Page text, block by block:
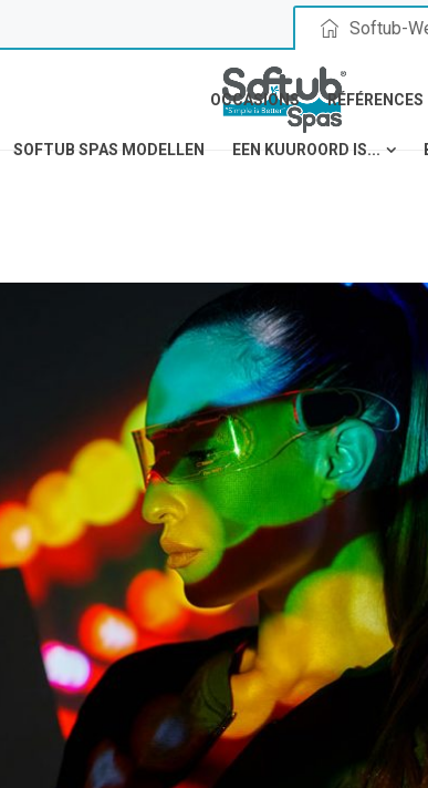
Softub-
OCCASIONS RÉFÉRENCES
SOFTUB SPAS MODELLEN EEN KUUROORD IS...